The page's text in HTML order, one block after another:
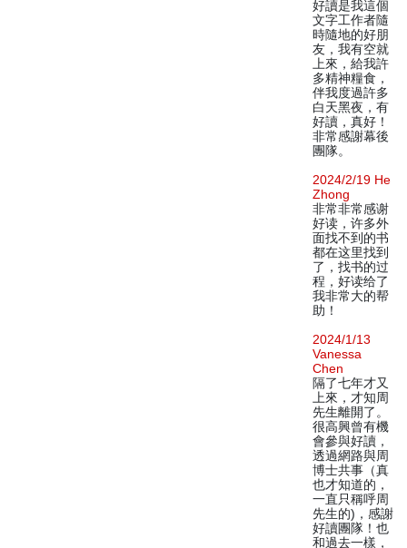
好讀是我這個
文字工作者隨
時隨地的好朋
友，我有空就
上來，給我許
多精神糧食，
伴我度過許多
白天黑夜，有
好讀，真好！
非常感謝幕後
團隊。
2024/2/19 He
Zhong
非常非常感谢
好读，许多外
面找不到的书
都在这里找到
了，找书的过
程，好读给了
我非常大的帮
助！
2024/1/13
Vanessa
Chen
隔了七年才又
上來，才知周
先生離開了。
很高興曾有機
會參與好讀，
透過網路與周
博士共事（真
也才知道的，
一直只稱呼周
先生的)，感謝
好讀團隊！也
和過去一樣，